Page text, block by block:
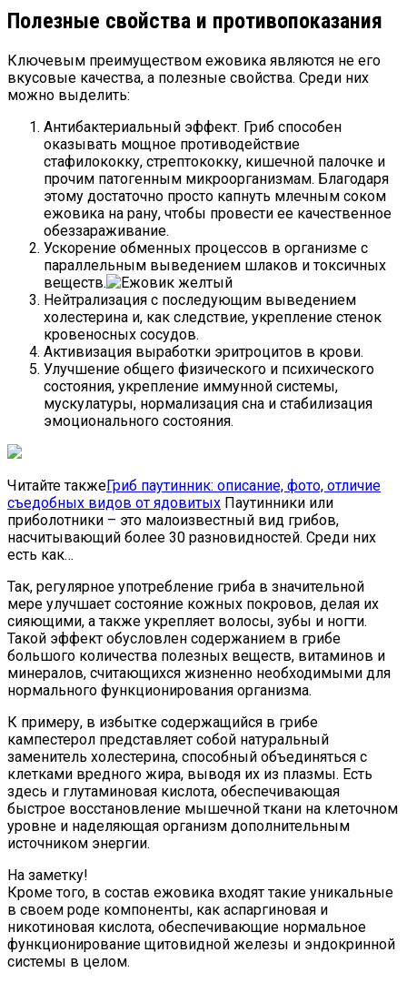
Полезные свойства и противопоказания
Ключевым преимуществом ежовика являются не его
вкусовые качества, а полезные свойства. Среди них
можно выделить:
Антибактериальный эффект. Гриб способен
оказывать мощное противодействие
стафилококку, стрептококку, кишечной палочке и
прочим патогенным микроорганизмам. Благодаря
этому достаточно просто капнуть млечным соком
ежовика на рану, чтобы провести ее качественное
обеззараживание.
Ускорение обменных процессов в организме с
параллельным выведением шлаков и токсичных
веществ.
Нейтрализация с последующим выведением
холестерина и, как следствие, укрепление стенок
кровеносных сосудов.
Активизация выработки эритроцитов в крови.
Улучшение общего физического и психического
состояния, укрепление иммунной системы,
мускулатуры, нормализация сна и стабилизация
эмоционального состояния.
Читайте такжеГриб паутинник: описание, фото, отличие
съедобных видов от ядовитых Паутинники или
приболотники – это малоизвестный вид грибов,
насчитывающий более 30 разновидностей. Среди них
есть как…
Так, регулярное употребление гриба в значительной
мере улучшает состояние кожных покровов, делая их
сияющими, а также укрепляет волосы, зубы и ногти.
Такой эффект обусловлен содержанием в грибе
большого количества полезных веществ, витаминов и
минералов, считающихся жизненно необходимыми для
нормального функционирования организма.
К примеру, в избытке содержащийся в грибе
кампестерол представляет собой натуральный
заменитель холестерина, способный объединяться с
клетками вредного жира, выводя их из плазмы. Есть
здесь и глутаминовая кислота, обеспечивающая
быстрое восстановление мышечной ткани на клеточном
уровне и наделяющая организм дополнительным
источником энергии.
На заметку!
Кроме того, в состав ежовика входят такие уникальные
в своем роде компоненты, как аспаргиновая и
никотиновая кислота, обеспечивающие нормальное
функционирование щитовидной железы и эндокринной
системы в целом.